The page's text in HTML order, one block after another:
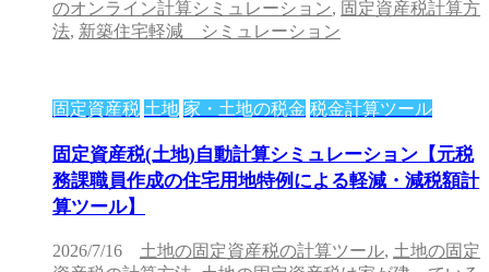
のオンライン計算シミュレーション, 固定資産税計算方
法, 新築住宅軽減 シミュレーション
固定資産税 土地 家・土地の税金 税金計算ツール
固定資産税(土地)自動計算シミュレーション【元税
務課職員作成の住宅用地特例による軽減・減税額計
算ツール】
2026/7/16 土地の固定資産税の計算ツール, 土地の固定